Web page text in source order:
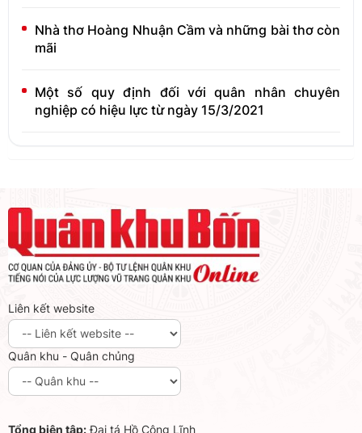
Nhà thơ Hoàng Nhuận Cầm và những bài thơ còn
mãi
Một số quy định đối với quân nhân chuyên
nghiệp có hiệu lực từ ngày 15/3/2021
Liên kết website
Quân khu - Quân chủng
Tổng biên tập:Đại tá Hồ Công Lĩnh